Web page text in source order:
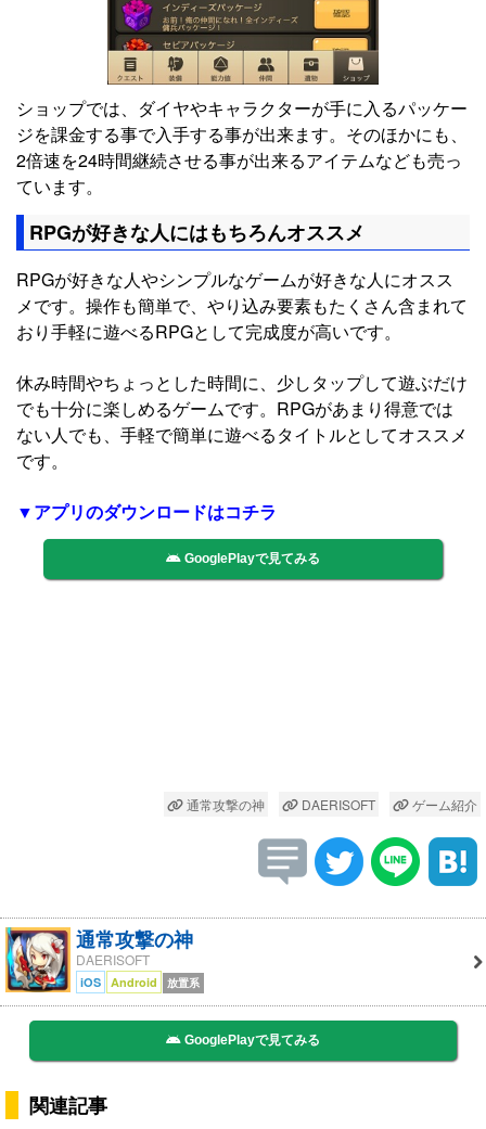
ショップでは、ダイヤやキャラクターが手に入るパッケー
ジを課金する事で入手する事が出来ます。そのほかにも、
2倍速を24時間継続させる事が出来るアイテムなども売っ
ています。
RPGが好きな人にはもちろんオススメ
RPGが好きな人やシンプルなゲームが好きな人にオスス
メです。操作も簡単で、やり込み要素もたくさん含まれて
おり手軽に遊べるRPGとして完成度が高いです。
休み時間やちょっとした時間に、少しタップして遊ぶだけ
でも十分に楽しめるゲームです。RPGがあまり得意では
ない人でも、手軽で簡単に遊べるタイトルとしてオススメ
です。
▼アプリのダウンロードはコチラ
GooglePlayで見てみる
通常攻撃の神 DAERISOFT ゲーム紹介
通常攻撃の神
DAERISOFT
iOS Android 放置系
GooglePlayで見てみる
関連記事